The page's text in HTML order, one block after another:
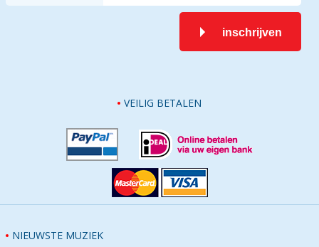
inschrijven
VEILIG BETALEN
NIEUWSTE MUZIEK